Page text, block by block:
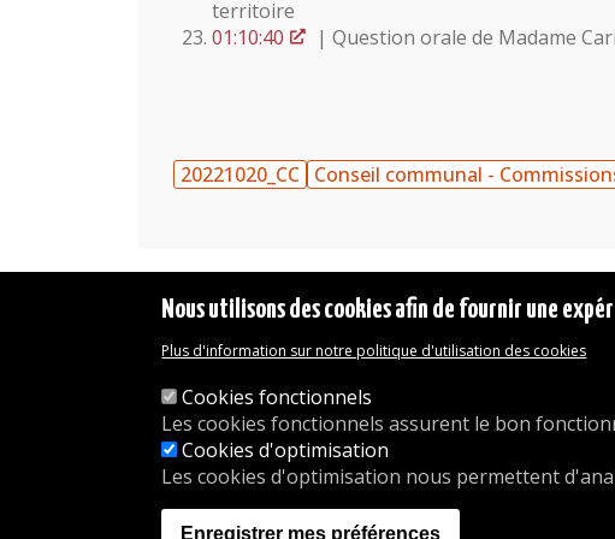
territoire
01:10:40
| Question orale de Madame
20221020_CC Conseil communal -
Mentions légales
Déclaration d'accessibilité
Transparence
Accéder à la maison communale
Les services de l'administration
Organigramme
Contact
Nous utilisons des cookies afin de fournir une
Plus d'information sur notre politique d'utilisation des cookies
Cookies fonctionnels
Les cookies fonctionnels assurent le bon
Cookies d'optimisation
Les cookies d'optimisation nous permettent
Enregistrer mes préférences